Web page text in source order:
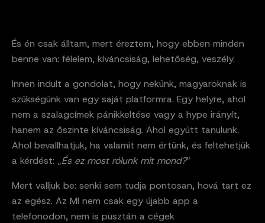
És én csak álltam, mert éreztem, hogy ebben minden
benne van: félelem, kíváncsiság, lehetőség, veszély.
Innen indult a gondolat, hogy nekünk, magyaroknak is
szükségünk van egy saját platformra. Egy helyre, ahol
nem a szalagcímek pánikkeltése vagy a hype irányít,
hanem az őszinte kíváncsiság. Ahol együtt tanulunk.
Ahol bevallhatjuk, ha valamit nem értünk, és feltehetjük
a kérdést: „És ez most rólunk mit mond?”
Mert valljuk be: senki sem tudja pontosan, hová tart ez
az egész. Az MI nem csak egy újabb app a
telefonodon, nem is pusztán a cégek